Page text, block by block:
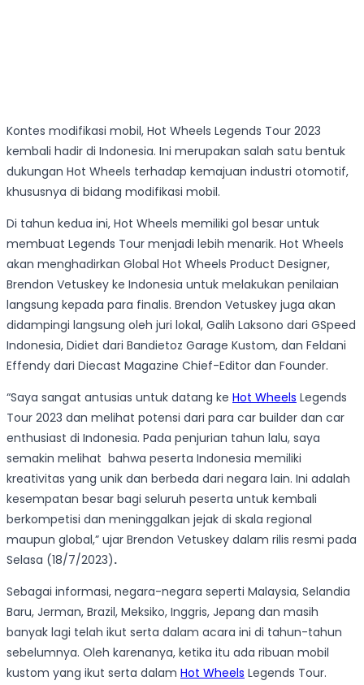
Kontes modifikasi mobil, Hot Wheels Legends Tour 2023
kembali hadir di Indonesia. Ini merupakan salah satu bentuk
dukungan Hot Wheels terhadap kemajuan industri otomotif,
khususnya di bidang modifikasi mobil.
Di tahun kedua ini, Hot Wheels memiliki gol besar untuk
membuat Legends Tour menjadi lebih menarik. Hot Wheels
akan menghadirkan Global Hot Wheels Product Designer,
Brendon Vetuskey ke Indonesia untuk melakukan penilaian
langsung kepada para finalis. Brendon Vetuskey juga akan
didampingi langsung oleh juri lokal, Galih Laksono dari GSpeed
Indonesia, Didiet dari Bandietoz Garage Kustom, dan Feldani
Effendy dari Diecast Magazine Chief-Editor dan Founder.
“Saya sangat antusias untuk datang ke Hot Wheels Legends
Tour 2023 dan melihat potensi dari para car builder dan car
enthusiast di Indonesia. Pada penjurian tahun lalu, saya
semakin melihat bahwa peserta Indonesia memiliki
kreativitas yang unik dan berbeda dari negara lain. Ini adalah
kesempatan besar bagi seluruh peserta untuk kembali
berkompetisi dan meninggalkan jejak di skala regional
maupun global,” ujar Brendon Vetuskey dalam rilis resmi pada
Selasa (18/7/2023).
Sebagai informasi, negara-negara seperti Malaysia, Selandia
Baru, Jerman, Brazil, Meksiko, Inggris, Jepang dan masih
banyak lagi telah ikut serta dalam acara ini di tahun-tahun
sebelumnya. Oleh karenanya, ketika itu ada ribuan mobil
kustom yang ikut serta dalam Hot Wheels Legends Tour.